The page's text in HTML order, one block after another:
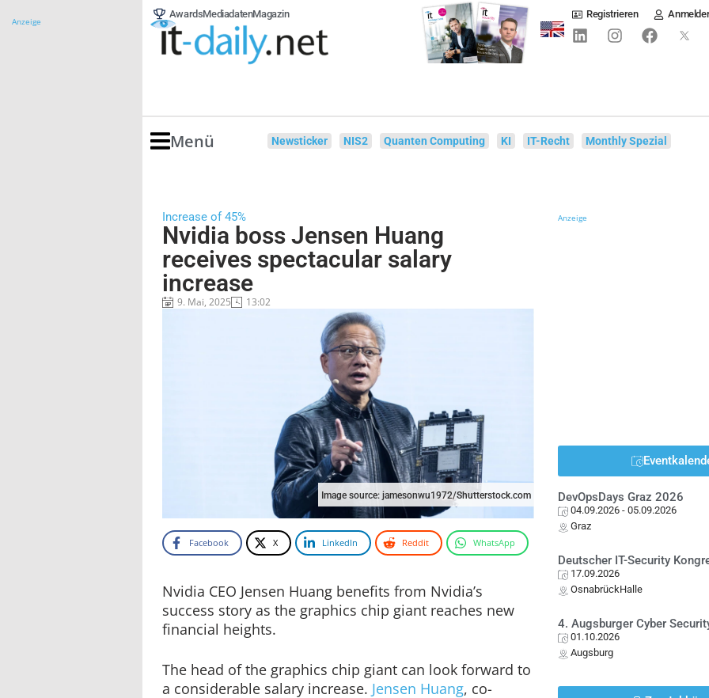
Anzeige
AwardsMediadatenMagazin Registrieren
Menü Newsticker NIS2 Quanten Computing KI IT-Recht Monthly Spezial
Increase of 45%
Nvidia boss Jensen Huang
receives spectacular salary
increase
9. Mai, 2025 13:02
Image source: jamesonwu1972/Shutterstock.com
Facebook X LinkedIn Reddit WhatsApp
Nvidia CEO Jensen Huang benefits from Nvidia’s
success story as the graphics chip giant reaches new
financial heights.
The head of the graphics chip giant can look forward to
a considerable salary increase. Jensen Huang, co-
Anzeige
DevOpsDays Graz 2026
04.09.2026 - 05.09.2026
Graz
Deutscher IT-Security
17.09.2026
OsnabrückHalle
4. Augsburger Cyber
01.10.2026
Augsburg